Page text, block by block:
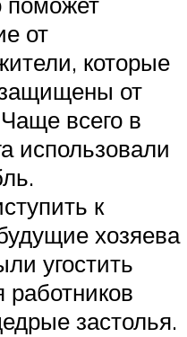
от
которые
защищены от
всего в
использовали
к
хозяева
угостить
работников
застолья.